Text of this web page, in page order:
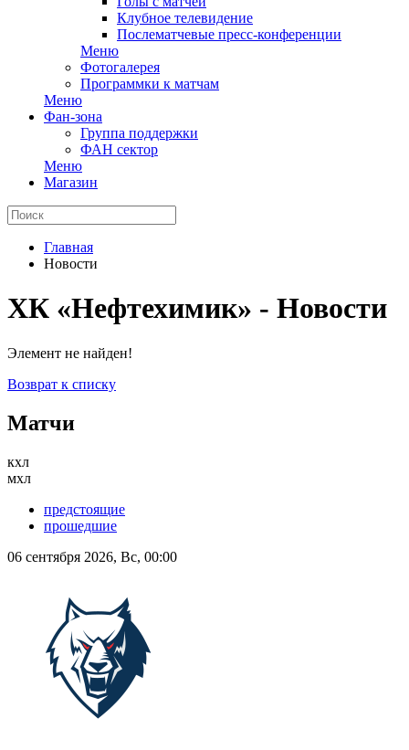
Клубное телевидение
Послематчевые пресс-конференции
Меню
Фотогалерея
Программки к матчам
Меню
Фан-зона
Группа поддержки
ФАН сектор
Меню
Магазин
Главная
Новости
ХК «Нефтехимик» - Новости
Элемент не найден!
Возврат к списку
Матчи
кхл
мхл
предстоящие
прошедшие
06 сентября 2026, Вс, 00:00